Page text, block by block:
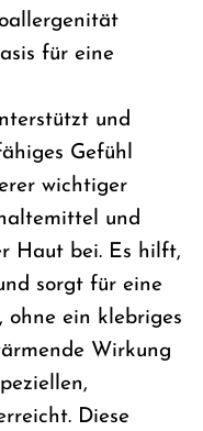
für eine
und
Gefühl
wichtiger
und
Haut bei. Es hilft,
sorgt für eine
ohne ein klebriges
Wirkung
Diese